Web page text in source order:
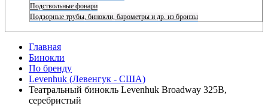
Подствольные фонари
Подзорные трубы, бинокли, барометры и др. из бронзы
Главная
Бинокли
По бренду
Levenhuk (Левенгук - США)
Театральный бинокль Levenhuk Broadway 325B,
серебристый